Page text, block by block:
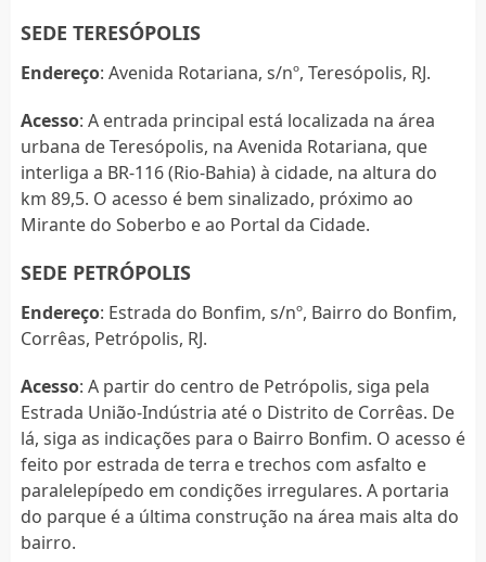
SEDE TERESÓPOLIS
Endereço: Avenida Rotariana, s/nº, Teresópolis, RJ.
Acesso: A entrada principal está localizada na área
urbana de Teresópolis, na Avenida Rotariana, que
interliga a BR-116 (Rio-Bahia) à cidade, na altura do
km 89,5. O acesso é bem sinalizado, próximo ao
Mirante do Soberbo e ao Portal da Cidade.
SEDE PETRÓPOLIS
Endereço: Estrada do Bonfim, s/nº, Bairro do Bonfim,
Corrêas, Petrópolis, RJ.
Acesso: A partir do centro de Petrópolis, siga pela
Estrada União-Indústria até o Distrito de Corrêas. De
lá, siga as indicações para o Bairro Bonfim. O acesso é
feito por estrada de terra e trechos com asfalto e
paralelepípedo em condições irregulares. A portaria
do parque é a última construção na área mais alta do
bairro.